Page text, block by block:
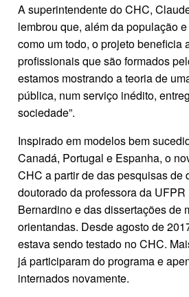
A superintendente do CHC,
lembrou que, além da população
como um todo, o projeto beneficia
profissionais que são formados
estamos mostrando a teoria de
pública, num serviço inédito,
sociedade”.
Inspirado em modelos bem
Canadá, Portugal e Espanha, o
CHC a partir de das pesquisas de
doutorado da professora da
Bernardino e das dissertações de
orientandas. Desde agosto de
estava sendo testado no CHC.
já participaram do programa e
internados novamente.